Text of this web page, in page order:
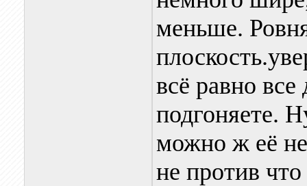
меньше.
всё равно
подгоняете.
можно ж её
не против